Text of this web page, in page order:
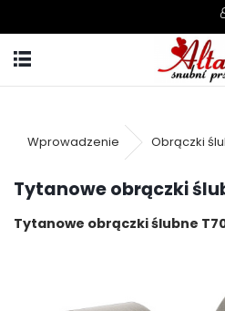
Wprowadzenie Obrączki
Tytanowe obrączki
Tytanowe obrączki ślubne